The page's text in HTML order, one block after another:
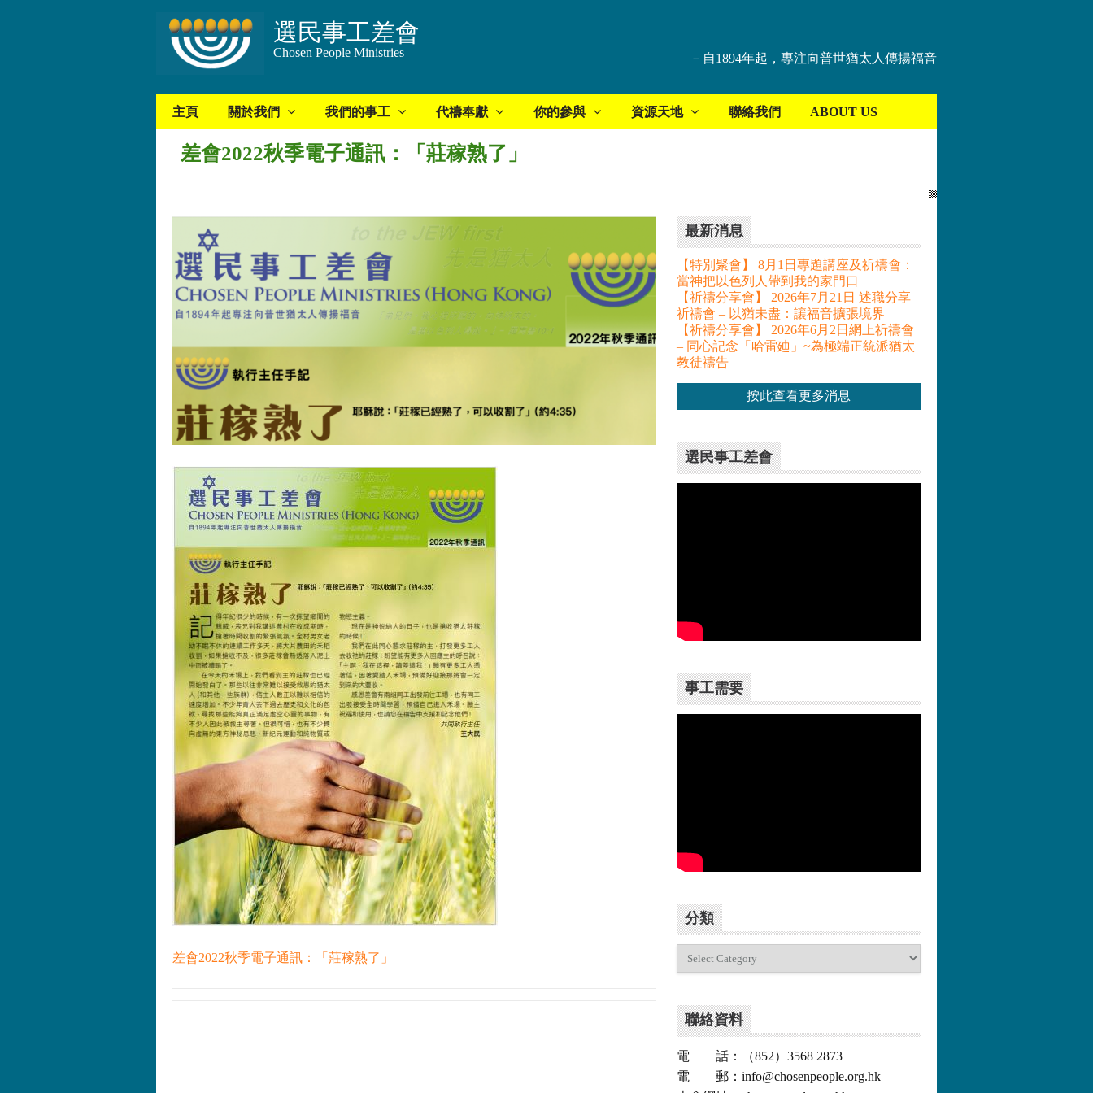
選民事工差會
Chosen People Ministries －自1894年起，專注向普世猶太人傳揚福音
主頁 關於我們 我們的事工 代禱奉獻 你的參與 資源天地 聯絡我們 ABOUT US
差會2022秋季電子通訊：「莊稼熟了」
差會2022秋季電子通訊：「莊稼熟了」
最新消息
【特別聚會】 8月1日專題講座及祈禱會：
當神把以色列人帶到我的家門口
【祈禱分享會】 2026年7月21日 述職分享
祈禱會 – 以猶未盡：讓福音擴張境界
【祈禱分享會】 2026年6月2日網上祈禱會
– 同心記念「哈雷廸」~為極端正統派猶太
教徒禱告
按此查看更多消息
選民事工差會
事工需要
分類
聯絡資料
電 話：（852）3568 2873
電 郵：info@chosenpeople.org.hk